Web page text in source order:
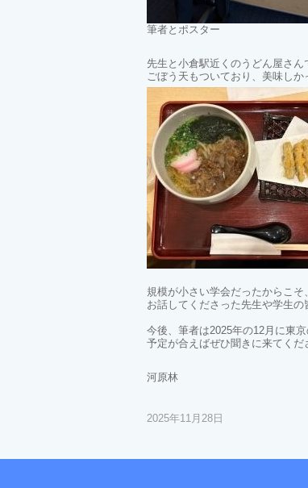
筆者とポスター
先生と小倉駅近くのうどん屋さん
ごぼう天もついており、美味しか
規模が小さい学会だったからこ
お話してくださった先生や学生の
今後、筆者は2025年の12月に東
予定が合えばぜひ聞きに来てくだ
河原林
2025年11月28日